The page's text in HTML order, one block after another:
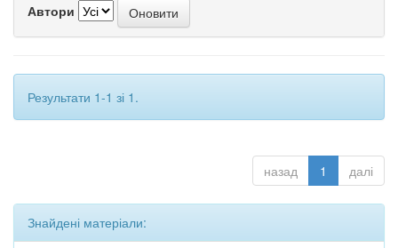
Автори
Результати 1-1 зі 1.
назад 1 далі
Знайдені матеріали: